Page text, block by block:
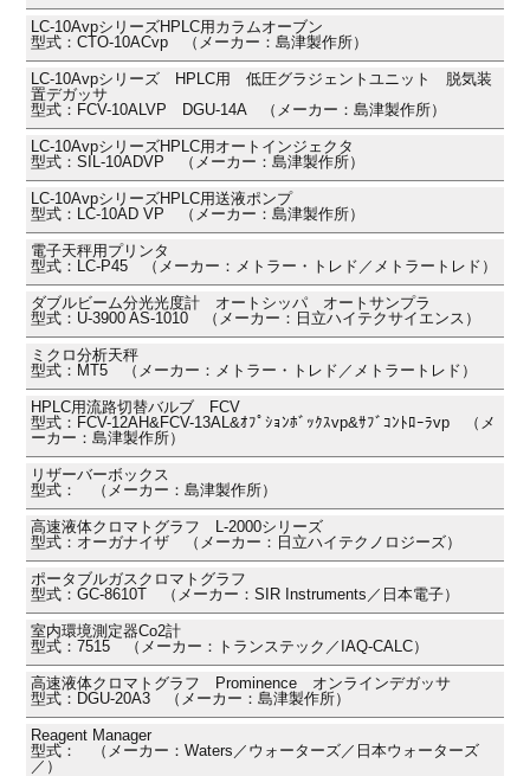
LC-10AvpシリーズHPLC用カラムオーブン
型式：CTO-10ACvp （メーカー：島津製作所）
LC-10Avpシリーズ HPLC用 低圧グラジェントユニット 脱気装
置デガッサ
型式：FCV-10ALVP DGU-14A （メーカー：島津製作所）
LC-10AvpシリーズHPLC用オートインジェクタ
型式：SIL-10ADVP （メーカー：島津製作所）
LC-10AvpシリーズHPLC用送液ポンプ
型式：LC-10AD VP （メーカー：島津製作所）
電子天秤用プリンタ
型式：LC-P45 （メーカー：メトラー・トレド／メトラートレド）
ダブルビーム分光光度計 オートシッパ オートサンプラ
型式：U-3900 AS-1010 （メーカー：日立ハイテクサイエンス）
ミクロ分析天秤
型式：MT5 （メーカー：メトラー・トレド／メトラートレド）
HPLC用流路切替バルブ FCV
型式：FCV-12AH&FCV-13AL&ｵﾌﾟｼｮﾝﾎﾞｯｸｽvp&ｻﾌﾞｺﾝﾄﾛｰﾗvp （メ
ーカー：島津製作所）
リザーバーボックス
型式： （メーカー：島津製作所）
高速液体クロマトグラフ L-2000シリーズ
型式：オーガナイザ （メーカー：日立ハイテクノロジーズ）
ポータブルガスクロマトグラフ
型式：GC-8610T （メーカー：SIR Instruments／日本電子）
室内環境測定器Co2計
型式：7515 （メーカー：トランステック／IAQ-CALC）
高速液体クロマトグラフ Prominence オンラインデガッサ
型式：DGU-20A3 （メーカー：島津製作所）
Reagent Manager
型式： （メーカー：Waters／ウォーターズ／日本ウォーターズ
／）